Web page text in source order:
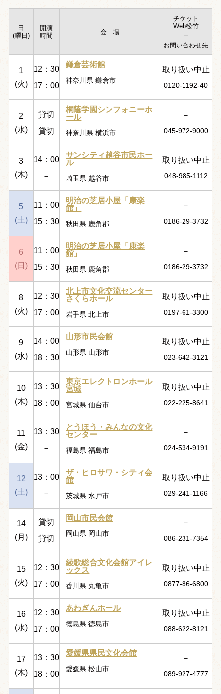
日
(曜日)
開演
時間
会 場
チケット
Web松竹
お問い合わせ先
1
(火)
12：30
17：00
鎌倉芸術館
神奈川県 鎌倉市
取り扱い中止
0120-1192-40
2
(水)
貸切
貸切
桐蔭学園シンフォニーホ
ール
神奈川県 横浜市
－
045-972-9000
3
(木)
14：00
－
サンシティ越谷市民ホー
ル
埼玉県 越谷市
取り扱い中止
048-985-1112
5
(土)
11：00
15：30
明治の芝居小屋「康楽
館」
秋田県 鹿角郡
－
0186-29-3732
6
(日)
11：00
15：30
明治の芝居小屋「康楽
館」
秋田県 鹿角郡
－
0186-29-3732
8
(火)
12：30
17：00
北上市文化交流センター
さくらホール
岩手県 北上市
取り扱い中止
0197-61-3300
9
(水)
14：00
18：30
山形市民会館
山形県 山形市
取り扱い中止
023-642-3121
10
(木)
13：30
18：00
東京エレクトロンホール
宮城
宮城県 仙台市
取り扱い中止
022-225-8641
11
(金)
13：30
－
とうほう・みんなの文化
センター
福島県 福島市
－
024-534-9191
12
(土)
13：00
－
ザ・ヒロサワ・シティ会
館
茨城県 水戸市
取り扱い中止
029-241-1166
14
(月)
貸切
貸切
岡山市民会館
岡山県 岡山市
－
086-231-7354
15
(火)
12：30
17：00
綾歌総合文化会館アイレ
ックス
香川県 丸亀市
取り扱い中止
0877-86-6800
16
(水)
12：30
17：00
あわぎんホール
徳島県 徳島市
取り扱い中止
088-622-8121
17
(木)
13：30
18：00
愛媛県県民文化会館
愛媛県 松山市
－
089-927-4777